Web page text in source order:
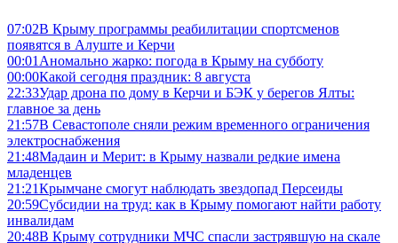
07:02В Крыму программы реабилитации спортсменов
появятся в Алуште и Керчи
00:01 Аномально жарко: погода в Крыму на субботу
00:00Какой сегодня праздник: 8 августа
22:33Удар дрона по дому в Керчи и БЭК у берегов Ялты:
главное за день
21:57В Севастополе сняли режим временного ограничения
электроснабжения
21:48Мадаин и Мерит: в Крыму назвали редкие имена
младенцев
21:21Крымчане смогут наблюдать звездопад Персеиды
20:59Субсидии на труд: как в Крыму помогают найти работу
инвалидам
20:48В Крыму сотрудники МЧС спасли застрявшую на скале